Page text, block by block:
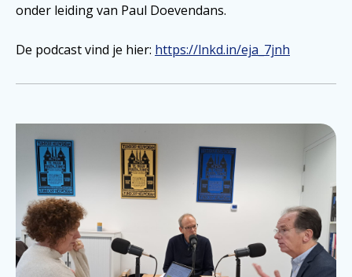
onder leiding van Paul Doevendans.
De podcast vind je hier: https://lnkd.in/eja_7jnh